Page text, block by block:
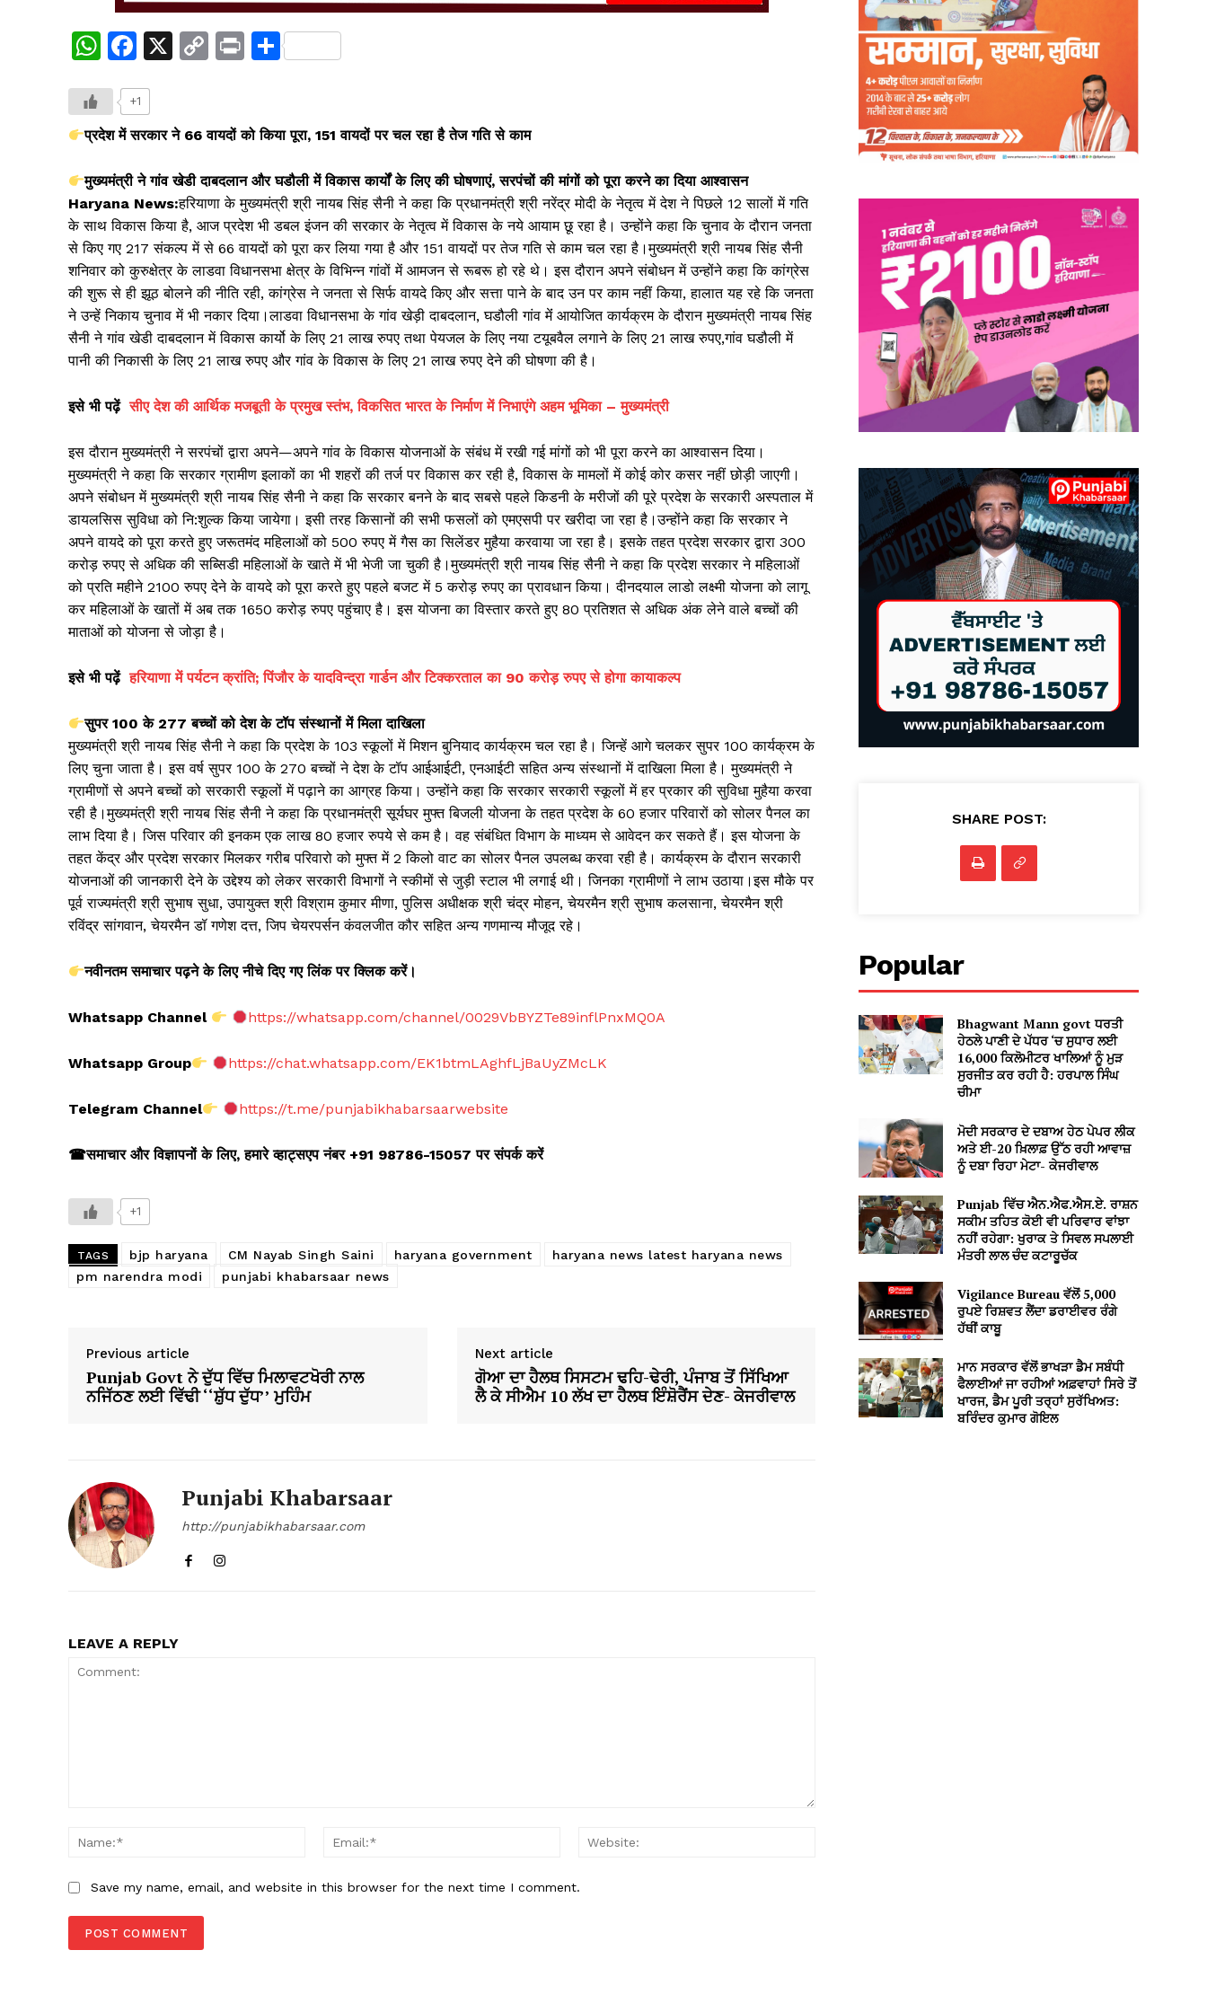
W
at
s
p
p
F
c
e
o
o
k
X
C
y
n
k
Pr S
e
+1
प्रदेश में सरकार ने 66 वायदों को किया पूरा, 151 वायदों पर चल रहा है तेज गति से काम
मुख्यमंत्री ने गांव खेडी दाबदलान और घडौली में विकास कार्यों के लिए की घोषणाएं, सरपंचों की मांगों को पूरा करने का दिया आश्वासन
Haryana News:हरियाणा के मुख्यमंत्री श्री नायब सिंह सैनी ने कहा कि प्रधानमंत्री श्री नरेंद्र मोदी के नेतृत्व में देश ने पिछले 12 सालों में गति
के साथ विकास किया है, आज प्रदेश भी डबल इंजन की सरकार के नेतृत्व में विकास के नये आयाम छू रहा है। उन्होंने कहा कि चुनाव के दौरान जनता
से किए गए 217 संकल्प में से 66 वायदों को पूरा कर लिया गया है और 151 वायदों पर तेज गति से काम चल रहा है।मुख्यमंत्री श्री नायब सिंह सैनी
शनिवार को कुरुक्षेत्र के लाडवा विधानसभा क्षेत्र के विभिन्न गांवों में आमजन से रूबरू हो रहे थे। इस दौरान अपने संबोधन में उन्होंने कहा कि कांग्रेस
की शुरू से ही झूठ बोलने की नीति रही, कांग्रेस ने जनता से सिर्फ वायदे किए और सत्ता पाने के बाद उन पर काम नहीं किया, हालात यह रहे कि जनता
ने उन्हें निकाय चुनाव में भी नकार दिया।लाडवा विधानसभा के गांव खेड़ी दाबदलान, घडौली गांव मेंं आयोजित कार्यक्रम के दौरान मुख्यमंत्री नायब सिंह
सैनी ने गांव खेडी दाबदलान में विकास कार्यो के लिए 21 लाख रुपए तथा पेयजल के लिए नया टयूबवैल लगाने के लिए 21 लाख रुपए,गांव घडौली में
पानी की निकासी के लिए 21 लाख रुपए और गांव के विकास के लिए 21 लाख रुपए देने की घोषणा की है।
इसे भी पढ़ें सीए देश की आर्थिक मजबूती के प्रमुख स्तंभ, विकसित भारत के निर्माण में निभाएंगे अहम भूमिका – मुख्यमंत्री
इस दौरान मुख्यमंत्री ने सरपंचों द्वारा अपने—अपने गांव के विकास योजनाओं के संबंध में रखी गई मांगों को भी पूरा करने का आश्वासन दिया।
मुख्यमंत्री ने कहा कि सरकार ग्रामीण इलाकों का भी शहरों की तर्ज पर विकास कर रही है, विकास के मामलों में कोई कोर कसर नहीं छोड़ी जाएगी।
अपने संबोधन में मुख्यमंत्री श्री नायब सिंह सैनी ने कहा कि सरकार बनने के बाद सबसे पहले किडनी के मरीजों की पूरे प्रदेश के सरकारी अस्पताल में
डायलसिस सुविधा को नि:शुल्क किया जायेगा। इसी तरह किसानों की सभी फसलों को एमएसपी पर खरीदा जा रहा है।उन्होंने कहा कि सरकार ने
अपने वायदे को पूरा करते हुए जरूतमंद महिलाओं को 500 रुपए में गैस का सिलेंडर मुहैया करवाया जा रहा है। इसके तहत प्रदेश सरकार द्वारा 300
करोड़ रुपए से अधिक की सब्सिडी महिलाओं के खाते में भी भेजी जा चुकी है।मुख्यमंत्री श्री नायब सिंह सैनी ने कहा कि प्रदेश सरकार ने महिलाओं
को प्रति महीने 2100 रुपए देने के वायदे को पूरा करते हुए पहले बजट में 5 करोड़ रुपए का प्रावधान किया। दीनदयाल लाडो लक्ष्मी योजना को लागू
कर महिलाओं के खातों में अब तक 1650 करोड़ रुपए पहुंचाए है। इस योजना का विस्तार करते हुए 80 प्रतिशत से अधिक अंक लेने वाले बच्चों की
माताओं को योजना से जोड़ा है।
इसे भी पढ़ें हरियाणा में पर्यटन क्रांति; पिंजौर के यादविन्द्रा गार्डन और टिक्करताल का 90 करोड़ रुपए से होगा कायाकल्प
सुपर 100 के 277 बच्चों को देश के टॉप संस्थानों में मिला दाखिला
मुख्यमंत्री श्री नायब सिंह सैनी ने कहा कि प्रदेश के 103 स्कूलों में मिशन बुनियाद कार्यक्रम चल रहा है। जिन्हें आगे चलकर सुपर 100 कार्यक्रम के
लिए चुना जाता है। इस वर्ष सुपर 100 के 270 बच्चों ने देश के टॉप आईआईटी, एनआईटी सहित अन्य संस्थानों में दाखिला मिला है। मुख्यमंत्री ने
ग्रामीणों से अपने बच्चों को सरकारी स्कूलों में पढ़ाने का आग्रह किया। उन्होंने कहा कि सरकार सरकारी स्कूलों में हर प्रकार की सुविधा मुहैया करवा
रही है।मुख्यमंत्री श्री नायब सिंह सैनी ने कहा कि प्रधानमंत्री सूर्यघर मुफ्त बिजली योजना के तहत प्रदेश के 60 हजार परिवारों को सोलर पैनल का
लाभ दिया है। जिस परिवार की इनकम एक लाख 80 हजार रुपये से कम है। वह संबंधित विभाग के माध्यम से आवेदन कर सकते हैं। इस योजना के
तहत केंद्र और प्रदेश सरकार मिलकर गरीब परिवारो को मुफ्त में 2 किलो वाट का सोलर पैनल उपलब्ध करवा रही है। कार्यक्रम के दौरान सरकारी
योजनाओं की जानकारी देने के उद्देश्य को लेकर सरकारी विभागों ने स्कीमों से जुड़ी स्टाल भी लगाई थी। जिनका ग्रामीणों ने लाभ उठाया।इस मौके पर
पूर्व राज्यमंत्री श्री सुभाष सुधा, उपायुक्त श्री विश्राम कुमार मीणा, पुलिस अधीक्षक श्री चंद्र मोहन, चेयरमैन श्री सुभाष कलसाना, चेयरमैन श्री
रविंद्र सांगवान, चेयरमैन डॉ गणेश दत्त, जिप चेयरपर्सन कंवलजीत कौर सहित अन्य गणमान्य मौजूद रहे।
नवीनतम समाचार पढ़ने के लिए नीचे दिए गए लिंक पर क्लिक करें।
Whatsapp Channel https://whatsapp.com/channel/0029VbBYZTe89inflPnxMQ0A
Whatsapp Group https://chat.whatsapp.com/EK1btmLAghfLjBaUyZMcLK
Telegram Channel https://t.me/punjabikhabarsaarwebsite
☎समाचार और विज्ञापनों के लिए,हमारे व्हाट्सएप नंबर +91 98786-15057 पर संपर्क करें
+1
TAGS bjp haryana CM Nayab Singh Saini haryana government
haryana news latest haryana news
pm narendra modi
punjabi khabarsaar news
Previous article
Punjab Govt ਨੇ ਦੁੱਧ ਵਿੱਚ ਮਿਲਾਵਟਖੋਰੀ ਨਾਲ
ਨਜਿੱਠਣ ਲਈ ਵਿੱਢੀ ‘‘ਸ਼ੁੱਧ ਦੁੱਧ’’ ਮੁਹਿੰਮ
Next article
ਗੋਆ ਦਾ ਹੈਲਥ ਸਿਸਟਮ ਢਹਿ-ਢੇਰੀ, ਪੰਜਾਬ ਤੋਂ ਸਿੱਖਿਆ
ਲੈ ਕੇ ਸੀਐਮ 10 ਲੱਖ ਦਾ ਹੈਲਥ ਇੰਸ਼ੋਰੈਂਸ ਦੇਣ- ਕੇਜਰੀਵਾਲ
Punjabi Khabarsaar
http://punjabikhabarsaar.com
LEAVE A REPLY
Name:*
Email:*
Save my name, email, and website in this browser for the next time I comment.
SHARE POST:
Popular
Bhagwant Mann govt ਧਰਤੀ
ਹੇਠਲੇ ਪਾਣੀ ਦੇ ਪੱਧਰ ‘ਚ ਸੁਧਾਰ ਲਈ
16,000 ਕਿਲੋਮੀਟਰ ਖਾਲਿਆਂ ਨੂੰ ਮੁੜ
ਸੁਰਜੀਤ ਕਰ ਰਹੀ ਹੈ: ਹਰਪਾਲ ਸਿੰਘ
ਚੀਮਾ
ਮੋਦੀ ਸਰਕਾਰ ਦੇ ਦਬਾਅ ਹੇਠ ਪੇਪਰ ਲੀਕ
ਅਤੇ ਈ-20 ਖ਼ਿਲਾਫ਼ ਉੱਠ ਰਹੀ ਆਵਾਜ਼
ਨੂੰ ਦਬਾ ਰਿਹਾ ਮੇਟਾ- ਕੇਜਰੀਵਾਲ
Punjab ਵਿੱਚ ਐਨ.ਐਫ.ਐਸ.ਏ. ਰਾਸ਼ਨ
ਸਕੀਮ ਤਹਿਤ ਕੋਈ ਵੀ ਪਰਿਵਾਰ ਵਾਂਝਾ
ਨਹੀਂ ਰਹੇਗਾ: ਖੁਰਾਕ ਤੇ ਸਿਵਲ ਸਪਲਾਈ
ਮੰਤਰੀ ਲਾਲ ਚੰਦ ਕਟਾਰੂਚੱਕ
Vigilance Bureau ਵੱਲੋਂ 5,000
ਰੁਪਏ ਰਿਸ਼ਵਤ ਲੈਂਦਾ ਡਰਾਈਵਰ ਰੰਗੇ
ਹੱਥੀਂ ਕਾਬੂ
ਮਾਨ ਸਰਕਾਰ ਵੱਲੋਂ ਭਾਖੜਾ ਡੈਮ ਸਬੰਧੀ
ਫੈਲਾਈਆਂ ਜਾ ਰਹੀਆਂ ਅਫ਼ਵਾਹਾਂ ਸਿਰੇ ਤੋਂ
ਖਾਰਜ, ਡੈਮ ਪੂਰੀ ਤਰ੍ਹਾਂ ਸੁਰੱਖਿਅਤ:
ਬਰਿੰਦਰ ਕੁਮਾਰ ਗੋਇਲ